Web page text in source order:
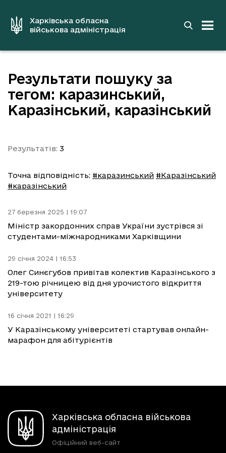
вмістуХарківська обласна
військова адміністрація
Результати пошуку за
тегом: каразинський,
Каразінський, каразінський
Результатів: 3
Точна відповідність: #каразинський #Каразінський
#каразінський
27 березня 2025 | 19:07
Міністр закордонних справ України зустрівся зі
студентами-міжнародниками Харківщини
29 січня 2024 | 16:53
Олег Синєгубов привітав колектив Каразінського з
219-тою річницею від дня урочистого відкриття
університету
16 січня 2021 | 16:29
У Каразінському університеті стартував онлайн-
марафон для абітурієнтів
Харківська обласна військова
адміністрація
Офіційний веб-сайт